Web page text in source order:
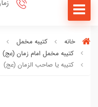
خانه کتیبه مخمل
کتیبه مخمل امام زمان (عج)
کتیبه یا صاحب الزمان (عج)